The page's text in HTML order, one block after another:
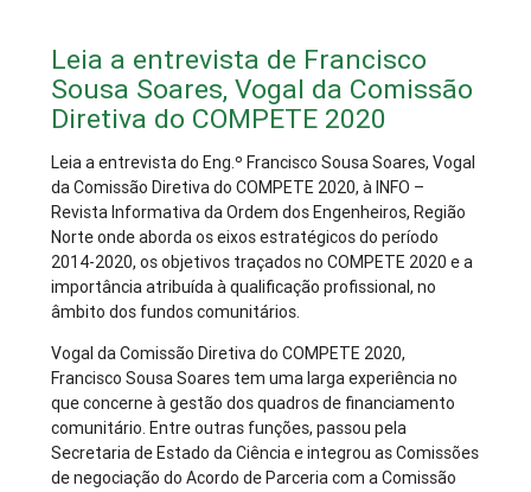
Leia a entrevista de Francisco
Sousa Soares, Vogal da Comissão
Diretiva do COMPETE 2020
Leia a entrevista do Eng.º Francisco Sousa Soares, Vogal
da Comissão Diretiva do COMPETE 2020, à INFO –
Revista Informativa da Ordem dos Engenheiros, Região
Norte onde aborda os eixos estratégicos do período
2014-2020, os objetivos traçados no COMPETE 2020 e a
importância atribuída à qualificação profissional, no
âmbito dos fundos comunitários.
Vogal da Comissão Diretiva do COMPETE 2020,
Francisco Sousa Soares tem uma larga experiência no
que concerne à gestão dos quadros de financiamento
comunitário. Entre outras funções, passou pela
Secretaria de Estado da Ciência e integrou as Comissões
de negociação do Acordo de Parceria com a Comissão